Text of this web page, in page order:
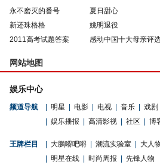
永不磨灭的番号 夏日甜心
新还珠格格
姚明退役
2011高考试题答案
感动中国十大母亲评
网站地图
娱乐中心
频道导航 明星 电影 电视 音乐
戏剧
娱乐播报 高清影视 社区 博
王牌栏目 大鹏嘚吧嘚 潮流实验室
大人
明星在线 时尚周报
先锋人物